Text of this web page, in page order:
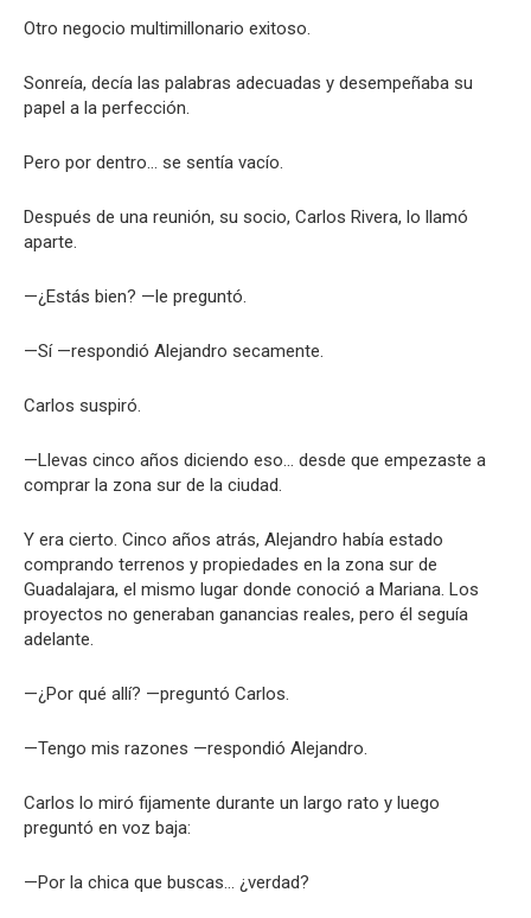
Otro negocio multimillonario exitoso.
Sonreía, decía las palabras adecuadas y desempeñaba su
papel a la perfección.
Pero por dentro… se sentía vacío.
Después de una reunión, su socio, Carlos Rivera, lo llamó
aparte.
—¿Estás bien? —le preguntó.
—Sí —respondió Alejandro secamente.
Carlos suspiró.
—Llevas cinco años diciendo eso… desde que empezaste a
comprar la zona sur de la ciudad.
Y era cierto. Cinco años atrás, Alejandro había estado
comprando terrenos y propiedades en la zona sur de
Guadalajara, el mismo lugar donde conoció a Mariana. Los
proyectos no generaban ganancias reales, pero él seguía
adelante.
—¿Por qué allí? —preguntó Carlos.
—Tengo mis razones —respondió Alejandro.
Carlos lo miró fijamente durante un largo rato y luego
preguntó en voz baja:
—Por la chica que buscas… ¿verdad?